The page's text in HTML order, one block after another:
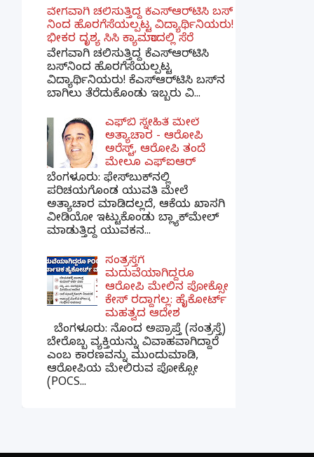
ವೇಗವಾಗಿ ಚಲಿಸುತ್ತಿದ್ದ ಕೆಎಸ್​ಆರ್​ಟಿಸಿ ಬಸ್​
ನಿಂದ ಹೊರಗೆಸೆಯಲ್ಪಟ್ಟ ವಿದ್ಯಾರ್ಥಿನಿಯರು!
ಭೀಕರ ದೃಶ್ಯ ಸಿಸಿ ಕ್ಯಾಮರಾದಲ್ಲಿ ಸೆರೆ
ವೇಗವಾಗಿ ಚಲಿಸುತ್ತಿದ್ದ ಕೆಎಸ್‌ಆರ್‌ಟಿಸಿ
ಬಸ್‌ನಿಂದ ಹೊರಗೆಸೆಯಲ್ಪಟ್ಟ
ವಿದ್ಯಾರ್ಥಿನಿಯರು! ಕೆಎಸ್‌ಆರ್‌ಟಿಸಿ ಬಸ್‌ನ
ಬಾಗಿಲು ತೆರೆದುಕೊಂಡು ಇಬ್ಬರು ವಿ...
ಎಫ್‌ಬಿ ಸ್ನೇಹಿತೆ ಮೇಲೆ
ಅತ್ಯಾಚಾರ - ಆರೋಪಿ
ಅರೆಸ್ಟ್, ಆರೋಪಿ ತಂದೆ
ಮೇಲೂ ಎಫ್ಐಆರ್
ಬೆಂಗಳೂರು: ಫೇಸ್‌ಬುಕ್‌ನಲ್ಲಿ
ಪರಿಚಯಗೊಂಡ ಯುವತಿ ಮೇಲೆ
ಅತ್ಯಾಚಾರ ಮಾಡಿದಲ್ಲದೆ, ಆಕೆಯ ಖಾಸಗಿ
ವೀಡಿಯೋ ಇಟ್ಟುಕೊಂಡು ಬ್ಲ್ಯಾಕ್‌ಮೇಲ್
ಮಾಡುತ್ತಿದ್ದ ಯುವಕನ...
ಸಂತ್ರಸ್ತೆಗೆ
ಮದುವೆಯಾಗಿದ್ದರೂ
ಆರೋಪಿ ಮೇಲಿನ ಪೋಕ್ಸೋ
ಕೇಸ್ ರದ್ದಾಗಲ್ಲ: ಹೈಕೋರ್ಟ್
ಮಹತ್ವದ ಆದೇಶ
ಬೆಂಗಳೂರು: ನೊಂದ ಅಪ್ರಾಪ್ತೆ (ಸಂತ್ರಸ್ತೆ)
ಬೇರೊಬ್ಬ ವ್ಯಕ್ತಿಯನ್ನು ವಿವಾಹವಾಗಿದ್ದಾರೆ
ಎಂಬ ಕಾರಣವನ್ನು ಮುಂದುಮಾಡಿ,
ಆರೋಪಿಯ ಮೇಲಿರುವ ಪೋಕ್ಸೋ
(POCS...
×